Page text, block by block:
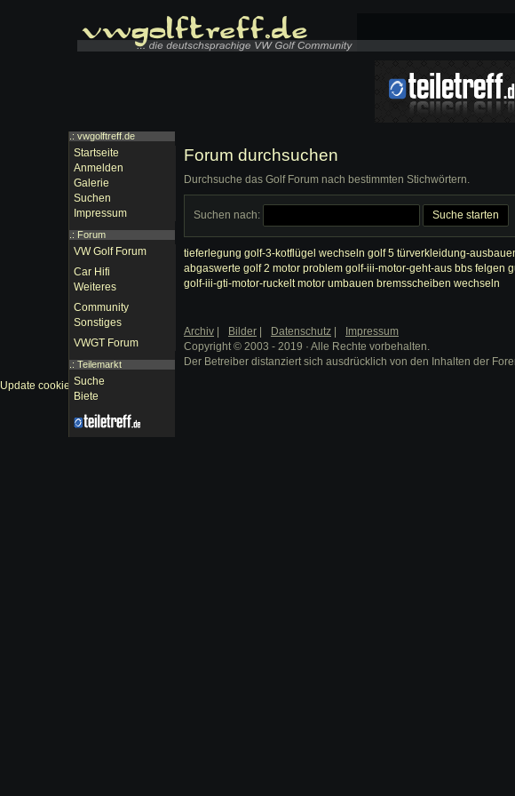
Forum durchsuchen
Durchsuche das Golf Forum nach bestimmten Stichwörtern.
Suchen nach:
tieferlegung golf-3-kotflügel wechseln golf 5 türverkleidung-
abgaswerte golf 2 motor problem golf-iii-motor-geht-aus bbs felgen
golf-iii-gti-motor-ruckelt motor umbauen bremsscheiben wechseln
.: vwgolftreff.de
Startseite
Anmelden
Galerie
Suchen
Impressum
.: Forum
VW Golf Forum
Car Hifi
Weiteres
Community
Sonstiges
VWGT Forum
.: Teilemarkt
Suche
Biete
Archiv | Bilder | Datenschutz |
Impressum
Copyright © 2003 - 2019 · Alle Rechte vorbehalten.
Der Betreiber distanziert sich ausdrücklich von den Inhalten der
Update cookies preferences